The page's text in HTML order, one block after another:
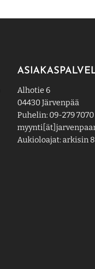
Alhotie 6
04430 Järvenpää
Puhelin: 09-279 7070
Aukioloajat: arkisin